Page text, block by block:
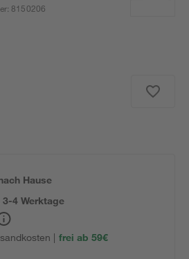
: 8150206
Hause
3-4 Werktage
| frei ab 59€